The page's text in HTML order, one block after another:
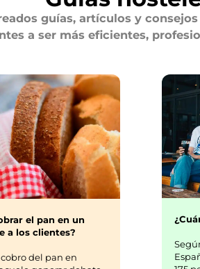
guías, artículos y
a ser más eficientes,
el pan en un
a los clientes?
del pan en